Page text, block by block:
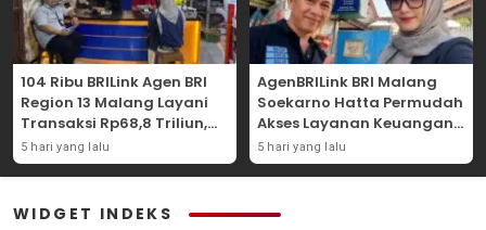
104 Ribu BRILink Agen BRI
Region 13 Malang Layani
Transaksi Rp68,8 Triliun,
Perkuat Akses Keuangan
Masyarakat
5 hari yang lalu
AgenBRILink BRI Malang
Soekarno Hatta Permudah
Akses Layanan Keuangan
Masyarakat
5 hari yang lalu
WIDGET INDEKS